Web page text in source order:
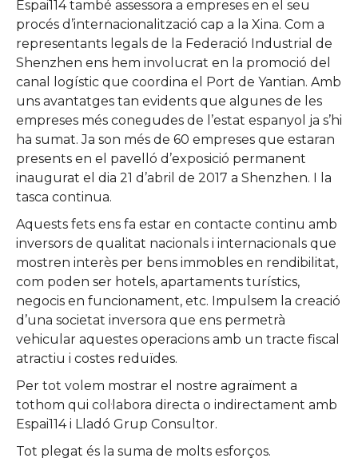
Espai114 també assessora a empreses en el seu
procés d’internacionalització cap a la Xina. Com a
representants legals de la Federació Industrial de
Shenzhen ens hem involucrat en la promoció del
canal logístic que coordina el Port de Yantian. Amb
uns avantatges tan evidents que algunes de les
empreses més conegudes de l’estat espanyol ja s’hi
ha sumat. Ja son més de 60 empreses que estaran
presents en el pavelló d’exposició permanent
inaugurat el dia 21 d’abril de 2017 a Shenzhen. I la
tasca continua.
Aquests fets ens fa estar en contacte continu amb
inversors de qualitat nacionals i internacionals que
mostren interès per bens immobles en rendibilitat,
com poden ser hotels, apartaments turístics,
negocis en funcionament, etc. Impulsem la creació
d’una societat inversora que ens permetrà
vehicular aquestes operacions amb un tracte fiscal
atractiu i costes reduïdes.
Per tot volem mostrar el nostre agraïment a
tothom qui col·labora directa o indirectament amb
Espai114 i Lladó Grup Consultor.
Tot plegat és la suma de molts esforços.